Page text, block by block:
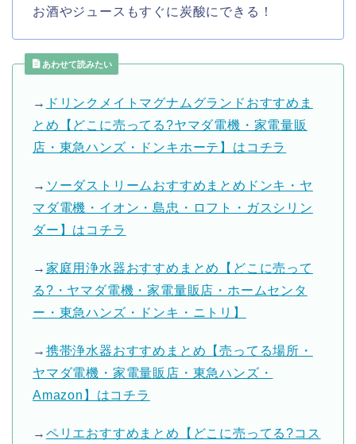
お酒やジュースもすぐに炭酸にできる！
あわせて読みたい
→ ドリンクメイトマグナムグランドおすすめま
とめ【どこに売ってる?ヤマダ電機・家電量販
店・東急ハンズ・ドンキホーテ】はコチラ
→ ソーダストリームおすすめまとめドンキ・ヤ
マダ電機・イオン・島忠・ロフト・ガスシリン
ダー】はコチラ
→ 家庭用浄水器おすすめまとめ【どこに売って
る?・ヤマダ電機・家電量販店・ホームセンタ
ー・東急ハンズ・ドンキ・ニトリ】
→ 携帯浄水器おすすめまとめ【売ってる場所・
ヤマダ電機・家電量販店・東急ハンズ・
Amazon】はコチラ
→ ペリエおすすめまとめ【どこに売ってる?コス